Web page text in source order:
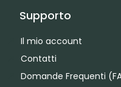
Supporto
Il mio account
Contatti
Domande Frequenti